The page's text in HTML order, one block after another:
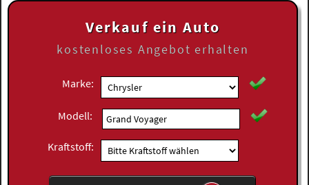
Verkauf ein Auto
kostenloses Angebot erhalten
Marke:
Modell:
Kraftstoff: